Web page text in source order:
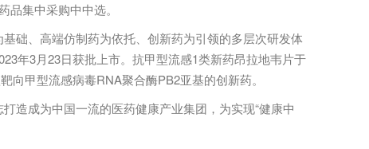
集中采购中中选。
础、高端仿制药为依托、创新药为引领的多层次研发体
年3月23日获批上市。抗甲型流感1类新药昂拉地韦片于
向甲型流感病毒RNA聚合酶PB2亚基的创新药。
造成为中国一流的医药健康产业集团，为实现“健康中